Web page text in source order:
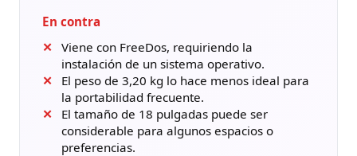
En contra
Viene con FreeDos, requiriendo la
instalación de un sistema operativo.
El peso de 3,20 kg lo hace menos ideal para
la portabilidad frecuente.
El tamaño de 18 pulgadas puede ser
considerable para algunos espacios o
preferencias.